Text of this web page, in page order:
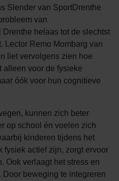
Slender van SportDrenthe
van
helaas tot de slechtst
Lector Remo Mombarg van
liet vervolgens zien hoe
alleen voor de fysieke
óók voor hun cognitieve
kunnen zich beter
op school én voelen zich
kinderen tijdens het
fysiek actief zijn, zorgt ervoor
Ook verlaagt het stress en
beweging te integreren